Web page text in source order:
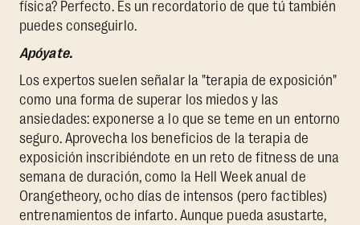
física? Perfecto. Es un recordatorio de que tú también
puedes conseguirlo.
Apóyate.
Los expertos suelen señalar la "terapia de exposición"
como una forma de superar los miedos y las
ansiedades: exponerse a lo que se teme en un entorno
seguro. Aprovecha los beneficios de la terapia de
exposición inscribiéndote en un reto de fitness de una
semana de duración, como la Hell Week anual de
Orangetheory, ocho días de intensos (pero factibles)
entrenamientos de infarto. Aunque pueda asustarte,